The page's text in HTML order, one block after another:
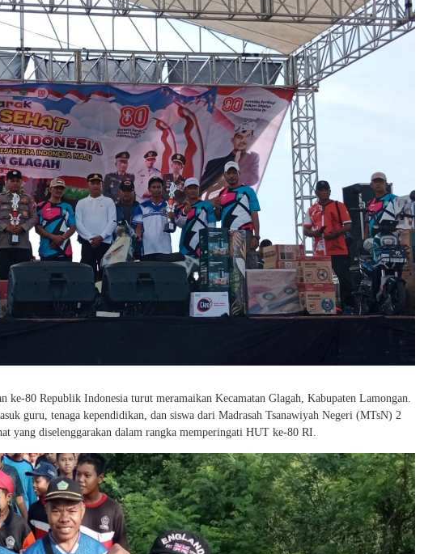
ke-80 Republik Indonesia turut meramaikan Kecamatan Glagah, Kabupaten Lamongan.
guru, tenaga kependidikan, dan siswa dari Madrasah Tsanawiyah Negeri (MTsN) 2
yang diselenggarakan dalam rangka memperingati HUT ke-80 RI.